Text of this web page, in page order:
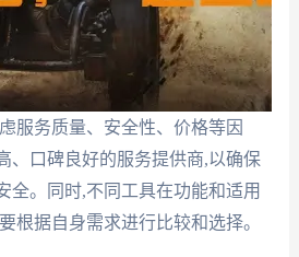
服务质量、安全性、价格等因
、口碑良好的服务提供商,以确保
全。同时,不同工具在功能和适用
根据自身需求进行比较和选择。